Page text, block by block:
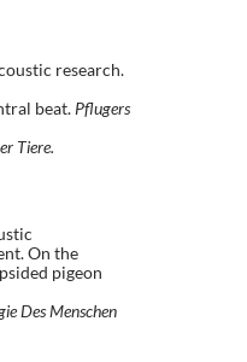
research.
beat. Pflugers
Tiere.
On the
pigeon
Des Menschen